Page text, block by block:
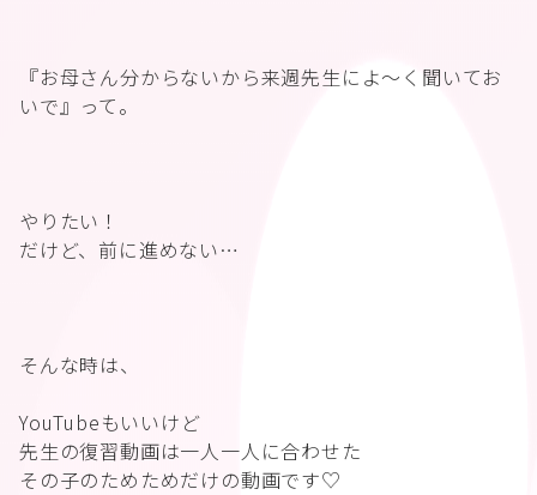
『お母さん分からないから来週先生によ〜く聞いてお
いで』って。
やりたい！
だけど、前に進めない…
そんな時は、
YouTubeもいいけど
先生の復習動画は一人一人に合わせた
その子のためためだけの動画です♡